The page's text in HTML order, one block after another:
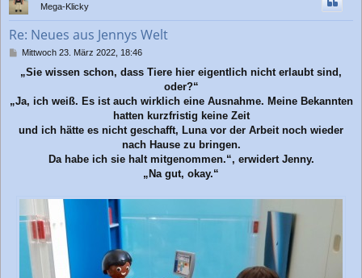
Mega-Klicky
Re: Neues aus Jennys Welt
B
r
Mittwoch 23. März 2022, 18:46
„Sie wissen schon, dass Tiere hier eigentlich nicht erlaubt sind,
oder?“
„Ja, ich weiß. Es ist auch wirklich eine Ausnahme. Meine Bekannten
hatten kurzfristig keine Zeit
und ich hätte es nicht geschafft, Luna vor der Arbeit noch wieder
nach Hause zu bringen.
Da habe ich sie halt mitgenommen.“, erwidert Jenny.
„Na gut, okay.“